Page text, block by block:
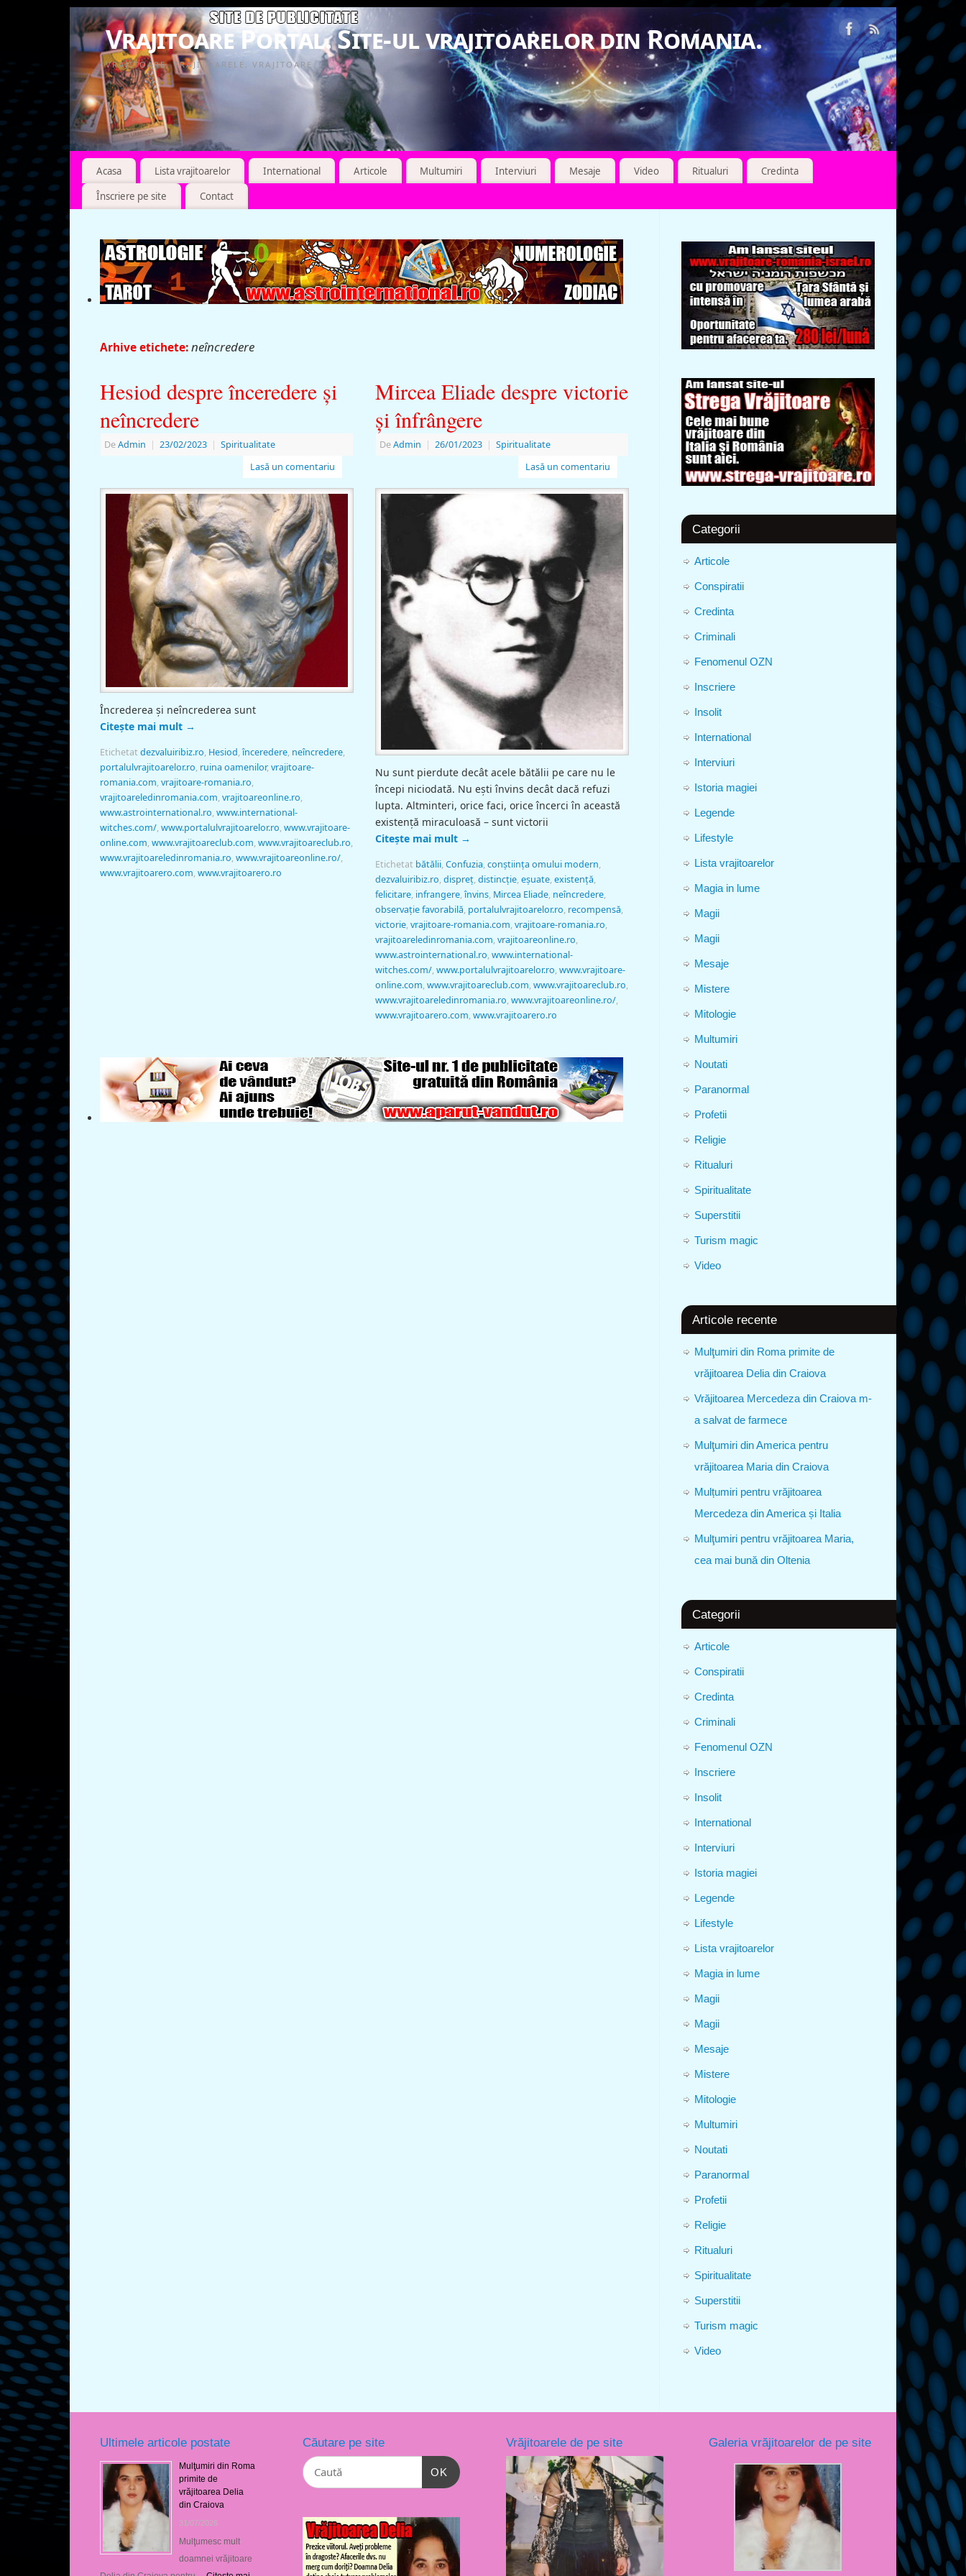
Vrajitoare Portal. Site-ul vrajitoarelor din Romania.
VRAJITOARE, VRAJITOARELE, VRAJITOARE
Acasa Lista vrajitoarelor International Articole Multumiri Interviuri Mesaje Video Ritualuri
Credinta
Înscriere pe site
Contact
Arhive etichete:neîncredere
Hesiod despre înceredere şi
neîncredere
DeAdmin | 23/02/2023 | Spiritualitate
Lasă un comentariu
Încrederea și neîncrederea sunt
Citește mai mult →
Etichetat dezvaluiribiz.ro, Hesiod,înceredere, neîncredere,
portalulvrajitoarelor.ro, ruina oamenilor,vrajitoare-
romania.com,vrajitoare-romania.ro,
vrajitoareledinromania.com,vrajitoareonline.ro,
www.astrointernational.ro,www.international-
witches.com/,www.portalulvrajitoarelor.ro,www.vrajitoare-
online.com,www.vrajitoareclub.com,www.vrajitoareclub.ro,
www.vrajitoareledinromania.ro,www.vrajitoareonline.ro/,
www.vrajitoarero.com,www.vrajitoarero.ro
Mircea Eliade despre victorie
şi înfrângere
DeAdmin | 26/01/2023 | Spiritualitate
Lasă un comentariu
Nu sunt pierdute decât acele bătălii pe care nu le
începi niciodată. Nu ești învins decât dacă refuzi
lupta. Altminteri, orice faci, orice încerci în această
existență miraculoasă – sunt victorii
Citește mai mult →
Etichetat bătălii,Confuzia,conștiința omului modern,
dezvaluiribiz.ro,dispreţ,distincție,eșuate,existenţă,
felicitare, infrangere,învins, Mircea Eliade, neîncredere,
observație favorabilă, portalulvrajitoarelor.ro, recompensă,
victorie,vrajitoare-romania.com,vrajitoare-romania.ro,
vrajitoareledinromania.com,vrajitoareonline.ro,
www.astrointernational.ro,www.international-
witches.com/,www.portalulvrajitoarelor.ro,www.vrajitoare-
online.com,www.vrajitoareclub.com,www.vrajitoareclub.ro,
www.vrajitoareledinromania.ro,www.vrajitoareonline.ro/,
www.vrajitoarero.com,www.vrajitoarero.ro
Categorii
Articole
Conspiratii
Credinta
Criminali
Fenomenul OZN
Inscriere
Insolit
International
Interviuri
Istoria magiei
Legende
Lifestyle
Lista vrajitoarelor
Magia in lume
Magii
Magii
Mesaje
Mistere
Mitologie
Multumiri
Noutati
Paranormal
Profetii
Religie
Ritualuri
Spiritualitate
Superstitii
Turism magic
Video
Articole recente
Mulţumiri din Roma primite de
vrăjitoarea Delia din Craiova
Vrăjitoarea Mercedeza din Craiova m-
a salvat de farmece
Mulţumiri din America pentru
vrăjitoarea Maria din Craiova
Mulțumiri pentru vrăjitoarea
Mercedeza din America și Italia
Mulţumiri pentru vrăjitoarea Maria,
cea mai bună din Oltenia
Categorii
Articole
Conspiratii
Credinta
Criminali
Fenomenul OZN
Inscriere
Insolit
International
Interviuri
Istoria magiei
Legende
Lifestyle
Lista vrajitoarelor
Magia in lume
Magii
Magii
Mesaje
Mistere
Mitologie
Multumiri
Noutati
Paranormal
Profetii
Religie
Ritualuri
Spiritualitate
Superstitii
Turism magic
Video
Ultimele articole postate
Mulţumiri din Roma
primite de
vrăjitoarea Delia
din Craiova
31/07/2026
Mulţumesc mult
doamnei vrăjitoare
Căutare pe site
OK
Vrăjitoarele de pe site Galeria vrăjitoarelor de pe site